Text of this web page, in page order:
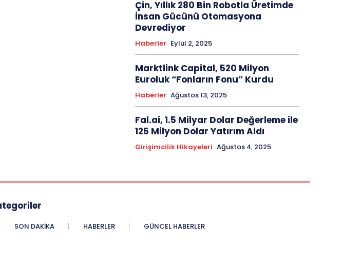
Çin, Yıllık 280 Bin Robotla Üretimde
İnsan Gücünü Otomasyona
Devrediyor
Haberler Eylül 2, 2025
Marktlink Capital, 520 Milyon
Euroluk “Fonların Fonu” Kurdu
Haberler Ağustos 13, 2025
Fal.ai, 1.5 Milyar Dolar Değerleme ile
125 Milyon Dolar Yatırım Aldı
Girişimcilik Hikayeleri Ağustos 4, 2025
SON DAKIKA HABERLER GÜNCEL HABERLER